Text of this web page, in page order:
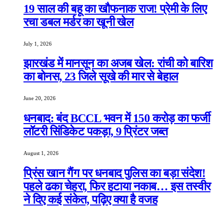
19 साल की बहू का खौफनाक राज! प्रेमी के लिए
रचा डबल मर्डर का खूनी खेल
July 1, 2026
झारखंड में मानसून का अजब खेल: रांची को बारिश
का बोनस, 23 जिले सूखे की मार से बेहाल
June 20, 2026
धनबाद: बंद BCCL भवन में 150 करोड़ का फर्जी
लॉटरी सिंडिकेट पकड़ा, 9 प्रिंटर जब्त
August 1, 2026
प्रिंस खान गैंग पर धनबाद पुलिस का बड़ा संदेश!
पहले ढका चेहरा, फिर हटाया नकाब… इस तस्वीर
ने दिए कई संकेत, पढ़िए क्या है वजह